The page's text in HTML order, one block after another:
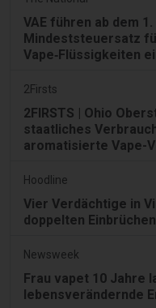
VAE führen ab dem
Mindeststeuersatz
Vape‑Flüssigkeiten
2Firsts
2FIRSTS | Ohio
staatliches
aromatisierte Vape-
Hoodline
Vier Verdächtige in
doppelten
Newsweek
Frau vapet 10 Jahre
lebensverändernde